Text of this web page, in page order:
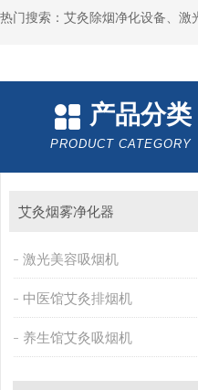
产品分类
PRODUCT CATEGORY
艾灸烟雾净化器
激光美容吸烟机
中医馆艾灸排烟机
养生馆艾灸吸烟机